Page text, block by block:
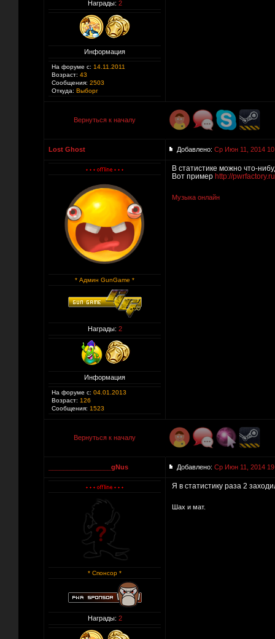
Награды: 2
Информация
На форуме с: 14.11.2011
Возраст: 43
Сообщения: 2503
Откуда: Выборг
Вернуться к началу
Lost Ghost Добавлено: Ср Июн 11, 2014
* Админ GunGame *
Награды: 2
Информация
На форуме с: 04.01.2013
Возраст: 126
Сообщения: 1523
В статистике можно что-
Вот пример http://
Музыка онлайн
Вернуться к началу
_________________gNus Добавлено: Ср Июн 11, 2014
* Спонсор *
Награды: 2
Я в статистику раза 2
Шах и мат.